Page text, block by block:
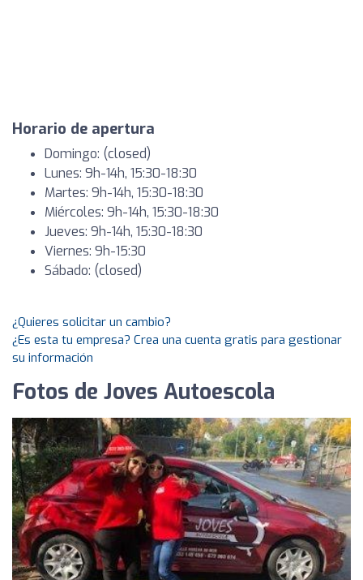
Horario de apertura
Domingo: (closed)
Lunes: 9h-14h, 15:30-18:30
Martes: 9h-14h, 15:30-18:30
Miércoles: 9h-14h, 15:30-18:30
Jueves: 9h-14h, 15:30-18:30
Viernes: 9h-15:30
Sábado: (closed)
¿Quieres solicitar un cambio?
¿Es esta tu empresa? Crea una cuenta gratis para gestionar
su información
Fotos de Joves Autoescola